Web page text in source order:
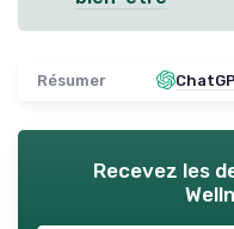
Résumer
Recevez les